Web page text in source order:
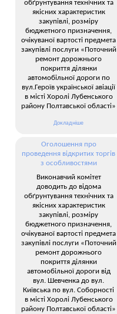
обґрунтування технічних та
якісних характеристик
закупівлі, розміру
бюджетного призначення,
очікуваної вартості предмета
закупівлі послуги «Поточний
ремонт дорожнього
покриття ділянки
автомобільної дороги по
вул.Героїв української авіації
в місті Хоролі Лубенського
району Полтавської області»
Докладніше
Оголошення про
проведення відкритих торгів
з особливостями
Виконавчий комітет
доводить до відома
обґрунтування технічних та
якісних характеристик
закупівлі, розміру
бюджетного призначення,
очікуваної вартості предмета
закупівлі послуги «Поточний
ремонт дорожнього
покриття ділянки
автомобільної дороги від
вул. Шевченка до вул.
Київська по вул. Соборності
в місті Хоролі Лубенського
району Полтавської області»